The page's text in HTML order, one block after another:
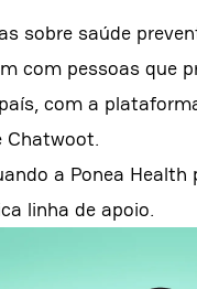
sobre saúde
com pessoas que
com a
Chatwoot.
a Ponea Health
linha de apoio.